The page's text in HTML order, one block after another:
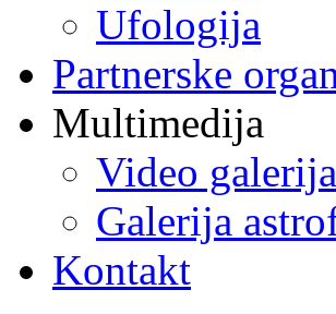
Ufologija
Partnerske
Multimedija
Video galerija
Galerija
Kontakt